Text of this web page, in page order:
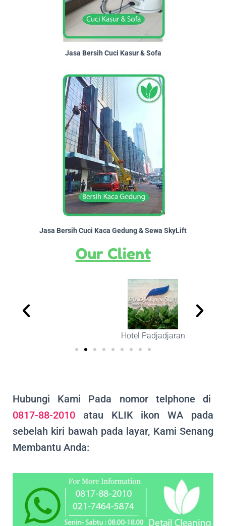
Jasa Bersih Cuci Kasur & Sofa
Jasa Bersih Cuci Kaca Gedung & Sewa SkyLift
Our Client
Hotel Padjadjaran
Hubungi Kami Pada nomor telphone di
0817-88-2010 atau KLIK ikon WA pada
sebelah kiri bawah pada layar, Kami Senang
Membantu Anda: